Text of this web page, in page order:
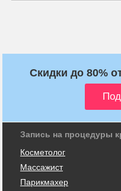
Скидки до 80%
Запись на процедуры
Косметолог
Массажист
Парикмахер